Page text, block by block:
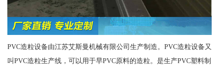
PVC造粒设备由江苏艾斯曼机械有限公司生产制造。PVC造粒设备又
叫PVC造粒生产线，可以用于早PVC原料的造粒。是生产PVC塑料制